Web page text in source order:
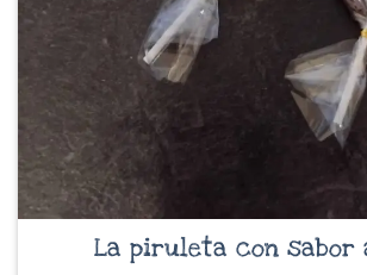
La piruleta con sabor